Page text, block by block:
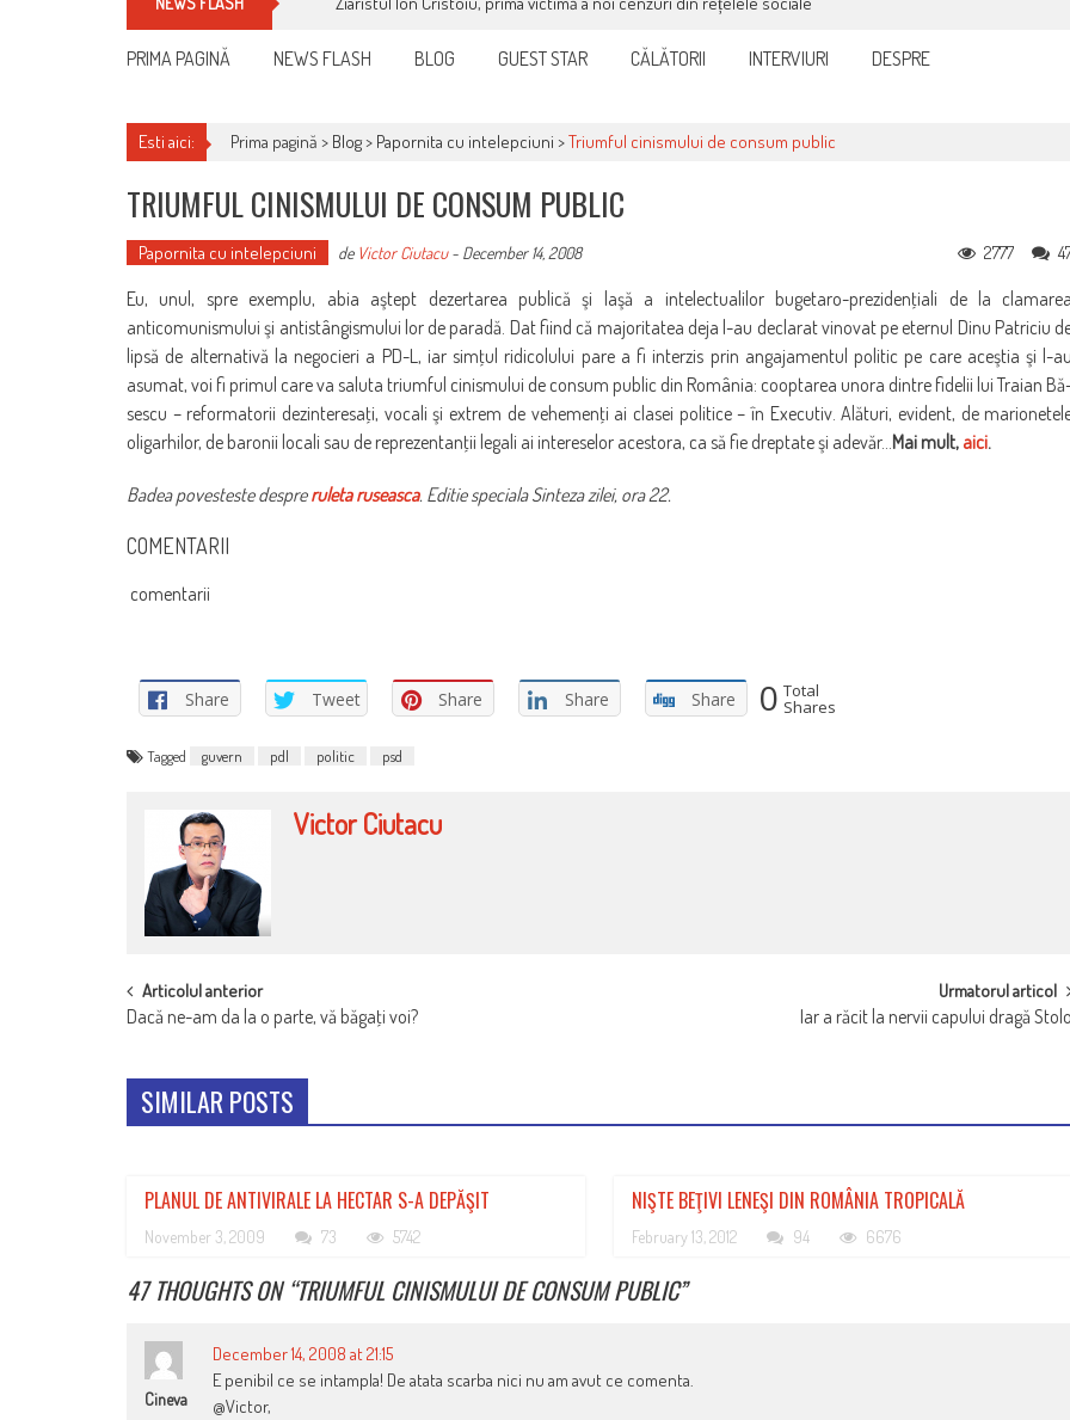
PRIMA PAGINĂ NEWS FLASH BLOG GUEST STAR CĂLĂTORII INTERVIURI DESPRE
Esti aici: Prima pagină > Blog> Papornita cu intelepciuni >Triumful cinismului de consum public
TRIUMFUL CINISMULUI DE CONSUM PUBLIC
Papornita cu intelepciuni de Victor Ciutacu- December 14, 2008 2777
Eu, unul, spre exemplu, abia aştept de­zertarea publică şi laşă a intelectualilor bugetaro-preziden­ţiali de la
anticomunismului şi antistângismului lor de paradă. Dat fiind că majoritatea deja l-au declarat vi­novat pe eternul Dinu Patriciu
lipsă de alternativă la ne­­gocieri a PD-L, iar simţul ridicolului pare a fi interzis prin an­­gajamentul politic pe care aceştia şi l-
asumat, voi fi pri­mul care va saluta triumful cinismului de consum public din România: cooptarea unora dintre fidelii lui Traian
sescu – reformatorii dezinteresaţi, vocali şi extrem de vehemenţi ai clasei politice – în Executiv. Alături, evident, de
oligarhilor, de baronii locali sau de reprezentanţii legali ai intereselor acestora, ca să fie dreptate şi adevăr…Mai mult, aici.
Badea povesteste despreruleta ruseasca. Editie speciala Sinteza zilei, ora 22.
COMENTARII
comentarii
Share Tweet Share Share Share 0 Total
Shares
Tagged guvern pdl politic psd
Victor Ciutacu
POST
NAVIGATION
Articolul anterior
Dacă ne-am da la o parte, vă băgaţi voi?
Urmatorul articol
Iar a răcit la nervii capului dragă
SIMILAR POSTS
PLANUL DE ANTIVIRALE LA HECTAR S-A DEPĂŞIT
November 3, 2009 73 5742
NIŞTE BEŢIVI LENEŞI DIN ROMÂNIA TROPICALĂ
February 13, 2012 94 6676
47 THOUGHTS ON “TRIUMFUL CINISMULUI DE CONSUM PUBLIC”
Cineva
December 14, 2008 at 21:15
E penibil ce se intampla! De atata scarba nici nu am avut ce comenta.
@Victor,